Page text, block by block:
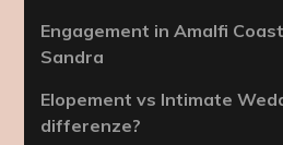
Engagement in Amalfi
Sandra
Elopement vs Intimate
differenze?